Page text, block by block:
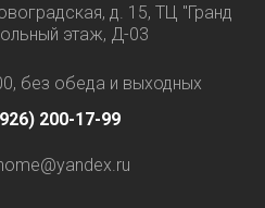
д. 15, ТЦ "Гранд
этаж, Д-03
без обеда и выходных
200-17-99